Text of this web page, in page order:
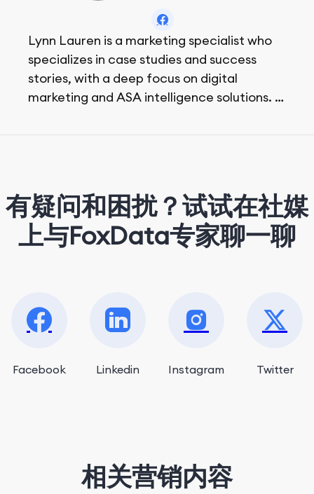
Lynn Lauren is a marketing specialist who
specializes in case studies and success
stories, with a deep focus on digital
marketing and ASA intelligence solutions.
有疑问和困扰？试试在社媒
上与FoxData专家聊一聊
Facebook Linkedin Instagram Twitter
相关营销内容